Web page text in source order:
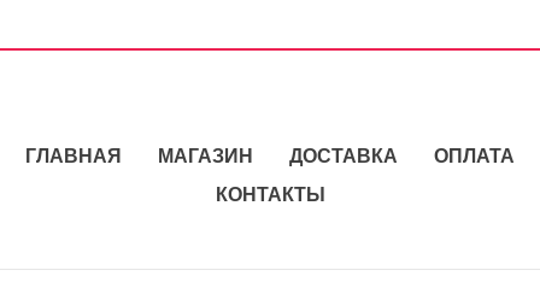
ГЛАВНАЯ МАГАЗИН ДОСТАВКА
ОПЛАТА
КОНТАКТЫ